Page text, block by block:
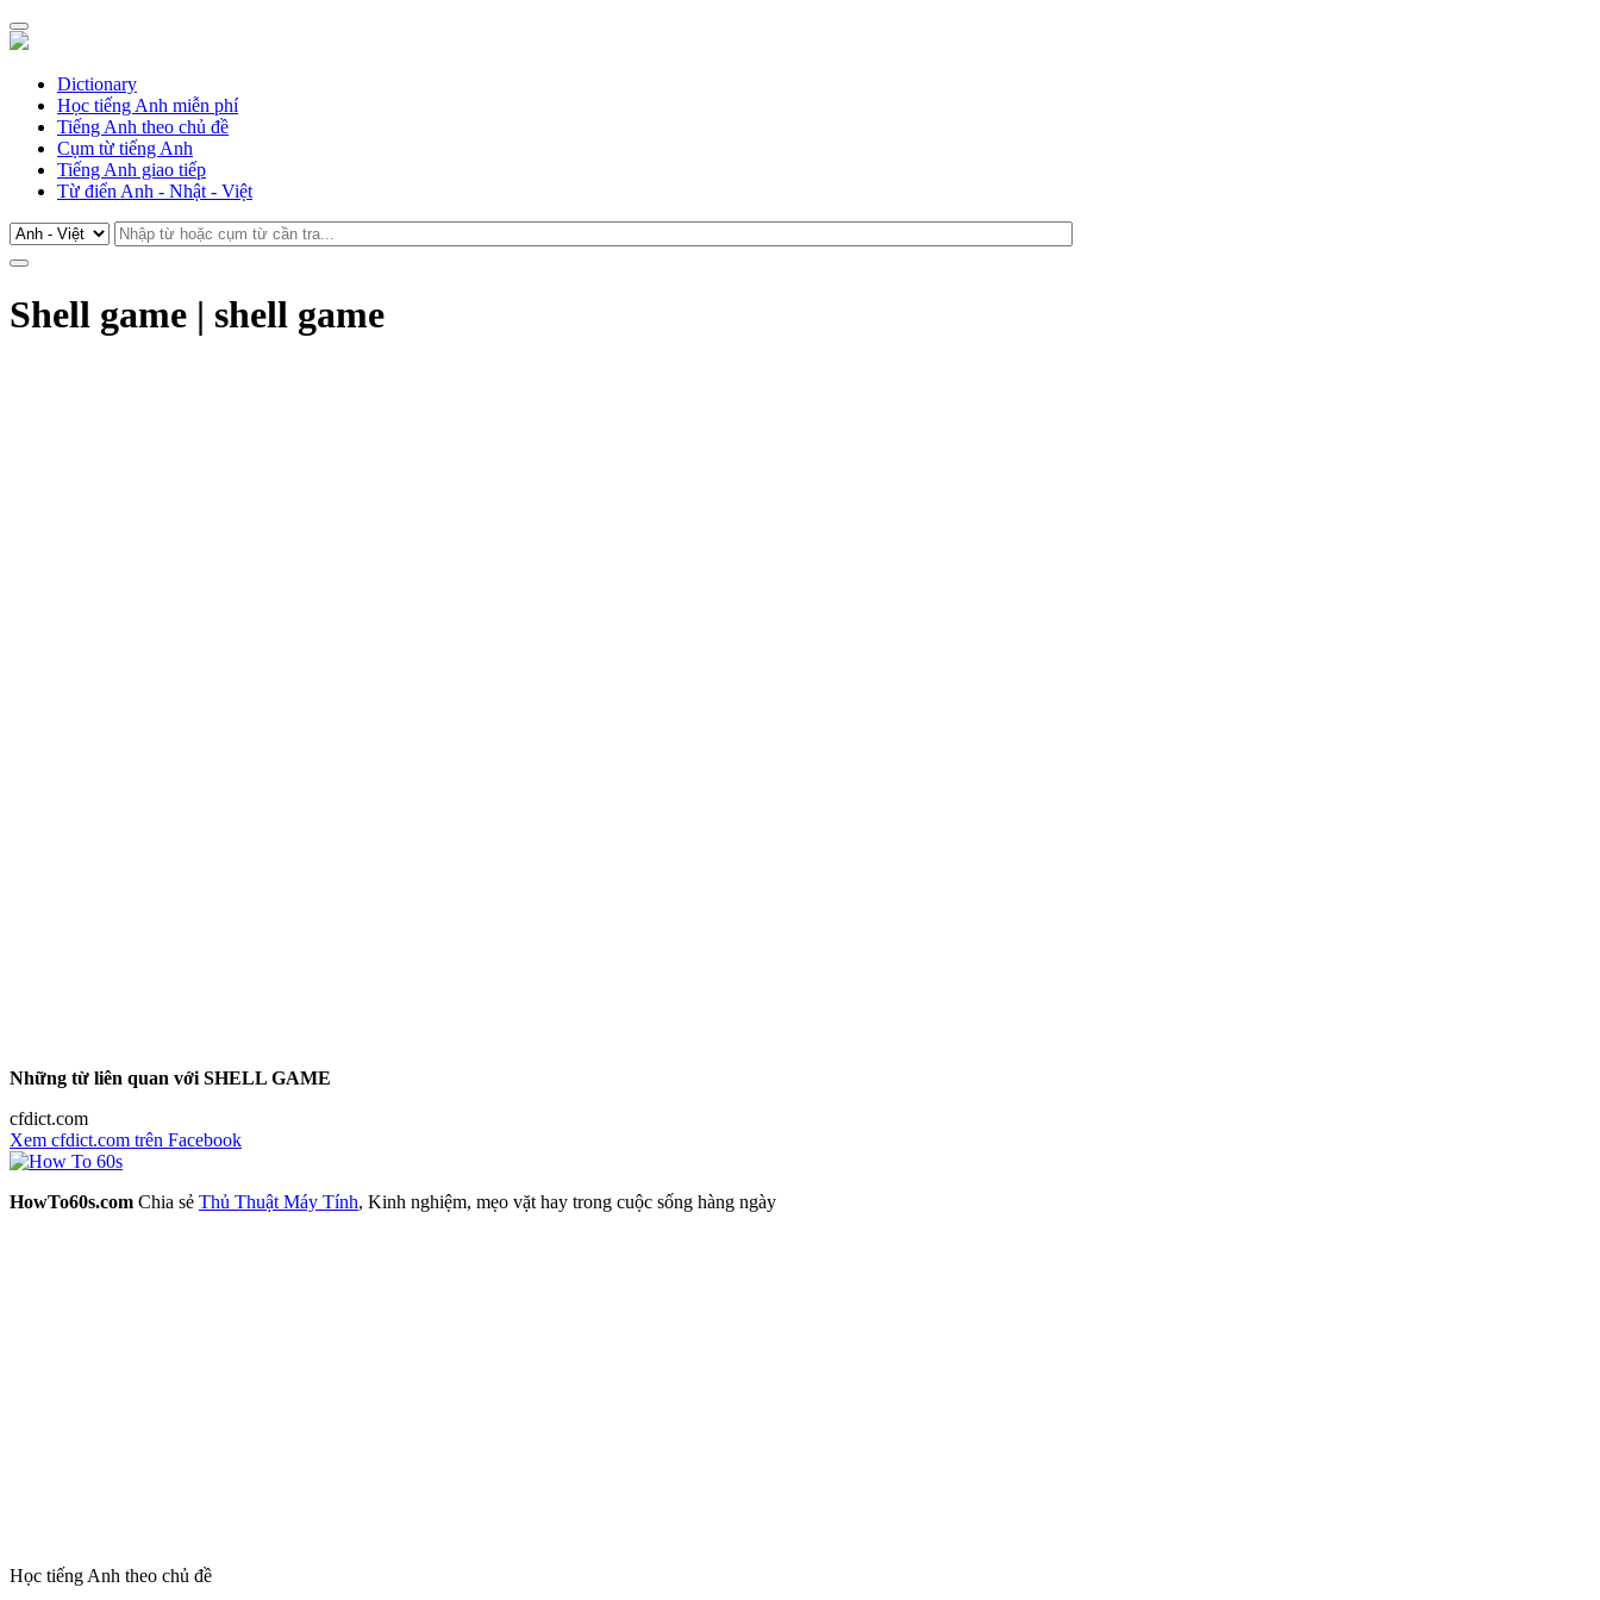
Dictionary
Học tiếng Anh miễn phí
Tiếng Anh theo chủ đề
Cụm từ tiếng Anh
Tiếng Anh giao tiếp
Từ điển Anh - Nhật - Việt
Shell game | shell game
Những từ liên quan với SHELL GAME
cfdict.com
Xem cfdict.com trên Facebook
HowTo60s.com Chia sẻ Thủ Thuật Máy Tính, Kinh nghiệm, mẹo vặt hay trong cuộc sống hàng ngày
Học tiếng Anh theo chủ đề